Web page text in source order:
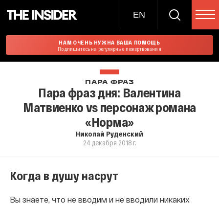
EN
НАМ ОЧЕНЬ НУЖНА ВАША ПОМОЩЬ
Подпишитесь на регулярные пожертвования
ПАРА ФРАЗ
Пара фраз дня: Валентина
Матвиенко vs персонаж романа
«Норма»
Николай Руденский
24 декабря 2018 г.
Когда в душу насрут
Вы знаете, что не вводим и не вводили никаких